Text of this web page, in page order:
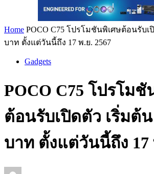
Home POCO C75 โปรโมชันพิเศษต้อนรับเ
บาท ตั้งแต่วันนี้ถึง 17 พ.ย. 2567
Gadgets
POCO C75 โปรโมชั
ต้อนรับเปิดตัว เริ่มต้น
บาท ตั้งแต่วันนี้ถึง 17